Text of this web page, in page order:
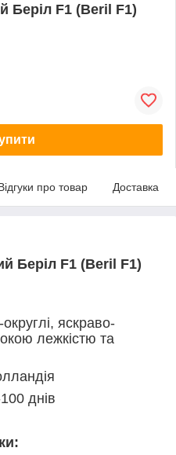
Беріл F1 (Beril F1)
про товар Доставка
Беріл F1 (Beril F1)
яскраво-
лежкістю та
днів